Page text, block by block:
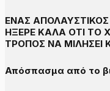
ΕΝΑΣ
ΗΞΕΡΕ ΚΑΛΑ ΟΤΙ ΤΟ
ΤΡΟΠΟΣ ΝΑ ΜΙΛΗΣΕΙ
Απόσπασμα από το